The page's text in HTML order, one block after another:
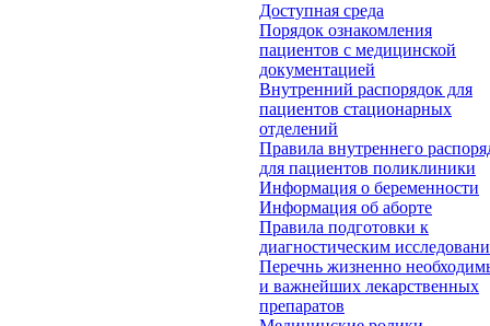
Доступная среда
Порядок ознакомления
пациентов с медицинской
документацией
Внутренний распорядок для
пациентов стационарных
отделений
Правила внутреннего
для пациентов поликлиники
Информация о беременности
Информация об аборте
Правила подготовки к
диагностическим
Перечнь жизненно
и важнейших лекарственных
препаратов